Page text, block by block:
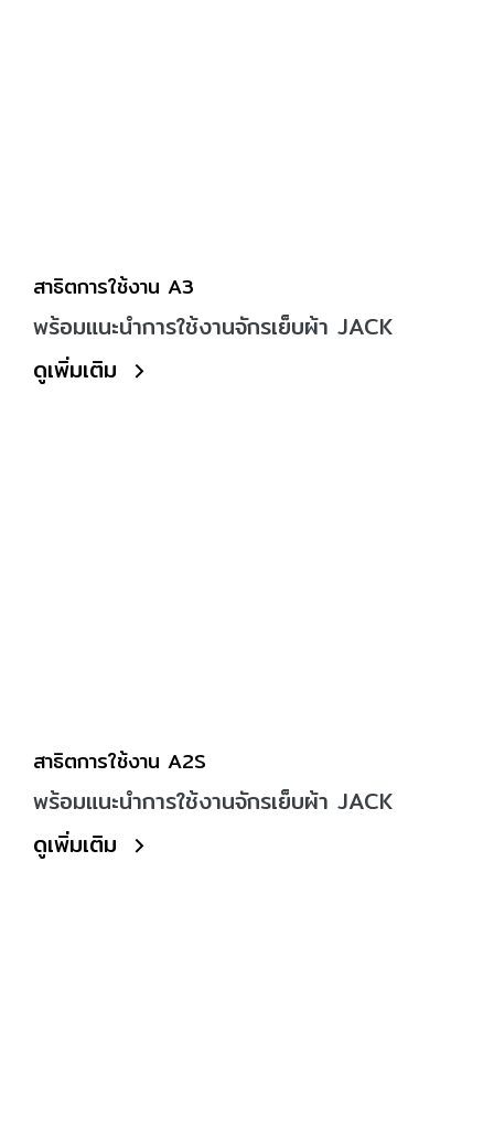
สาธิตการใช้งาน A3
พร้อมแนะนำการใช้งานจักรเย็บผ้า JACK
ดูเพิ่มเติม
สาธิตการใช้งาน A2S
พร้อมแนะนำการใช้งานจักรเย็บผ้า JACK
ดูเพิ่มเติม